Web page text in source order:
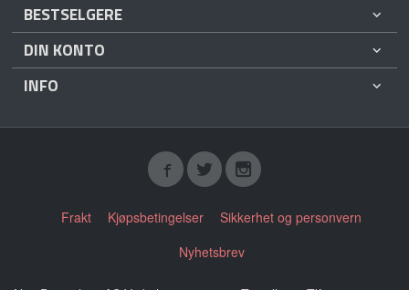
BESTSELGERE
DIN KONTO
INFO
Frakt Kjøpsbetingelser
Sikkerhet og personvern
Nyhetsbrev